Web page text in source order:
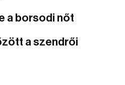
a borsodi nőt
a szendrői